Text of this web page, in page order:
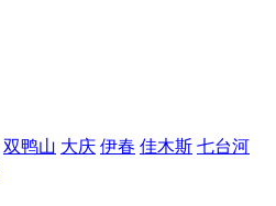
双鸭山 大庆 伊春 佳木斯 七台河